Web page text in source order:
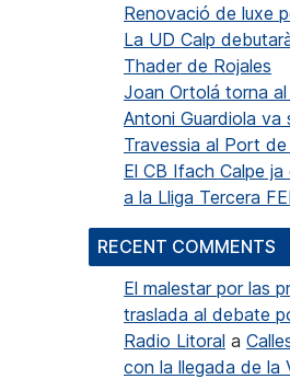
Renovació de luxe
La UD Calp
Thader de Rojales
Joan Ortolá torna
Antoni Guardiola va
Travessia al Port
El CB Ifach Calpe
a la Lliga Tercera
RECENT COMMENTS
El malestar por las
traslada al debate
Radio Litoral a
con la llegada de la